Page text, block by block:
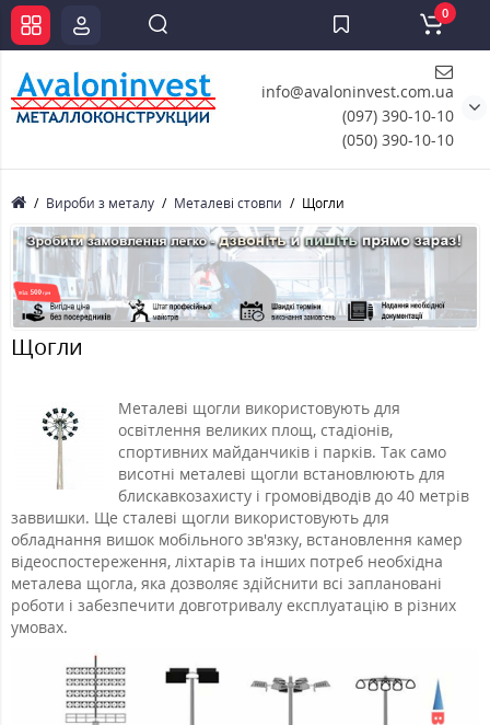
info@avaloninvest.com.ua
(097) 390-10-10
(050) 390-10-10
0
Вироби з металу Металеві стовпи Щогли
Щогли
Металеві щогли використовують для
освітлення великих площ, стадіонів,
спортивних майданчиків і парків. Так само
висотні металеві щогли встановлюють для
блискавкозахисту і громовідводів до 40 метрів
заввишки. Ще сталеві щогли використовують для
обладнання вишок мобільного зв'язку, встановлення камер
відеоспостереження, ліхтарів та інших потреб необхідна
металева щогла, яка дозволяє здійснити всі заплановані
роботи і забезпечити довготривалу експлуатацію в різних
умовах.